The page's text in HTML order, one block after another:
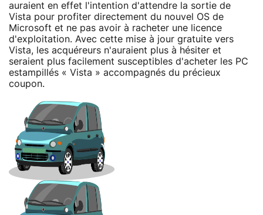
auraient en effet l'intention d'attendre la sortie de
Vista pour profiter directement du nouvel OS de
Microsoft et ne pas avoir à racheter une licence
d'exploitation. Avec cette mise à jour gratuite vers
Vista, les acquéreurs n'auraient plus à hésiter et
seraient plus facilement susceptibles d'acheter les PC
estampillés « Vista » accompagnés du précieux
coupon.